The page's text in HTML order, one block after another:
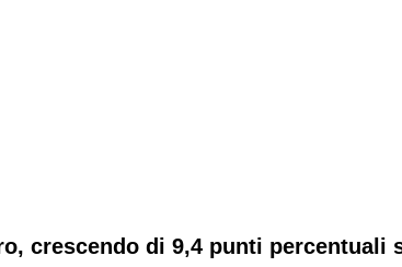
crescendo di 9,4 punti percentuali